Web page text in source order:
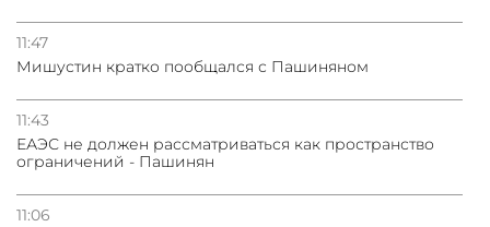
11:47
Мишустин кратко пообщался с Пашиняном
11:43
ЕАЭС не должен рассматриваться как пространство
ограничений - Пашинян
11:06